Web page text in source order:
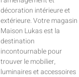
décoration intérieure et
extérieure. Votre magasin
Maison Lukas est la
destination
incontournable pour
trouver le mobilier,
luminaires et accessoires